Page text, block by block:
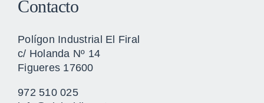
Contacto
Polígon Industrial El Firal
c/ Holanda Nº 14
Figueres 17600
972 510 025